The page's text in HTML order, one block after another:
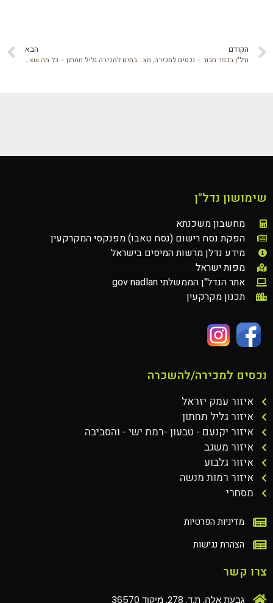
הקודם
נדל"ן בכפר תבור – נכסים למכירה, מצא את הבית שלך היום
הבא
בתים למכירה גליל תחתון – כל מה שצריך לדעת לפני הקנייה
שימושון נדל"ן
מחשבון משכנתא
הפקת נסח רישום (נסח טאבו) מפנקסי המקרקעין
מידע נדלן מרשות המיסים בישראל
מפות ישראל
אתר הנדל"ן הממשלתי gov nadlan
תכנון מקרקעין
נכסים למכירה/להשכרה
איזור עמק יזראל
איזור גליל תחתון
איזור יקנעם - טבעון -רמת ישי - והסביבה
איזור משגב
איזור גלבוע
איזור רמות מנשה
מסחרי
מדיניות הפרטיות
הצהרת נגישות
צרו קשר
גבעת אלה, ת.ד. 278, מיקוד 36570